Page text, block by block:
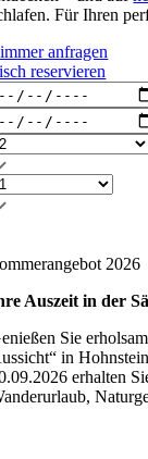
Für Ihren
anfragen
reservieren
2026
Auszeit in der
Sie
in
erhalten